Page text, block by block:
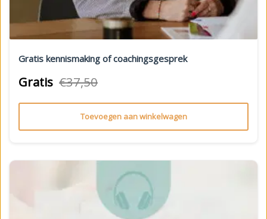
Gratis kennismaking of coachingsgesprek
Gratis €37,50
Toevoegen aan winkelwagen